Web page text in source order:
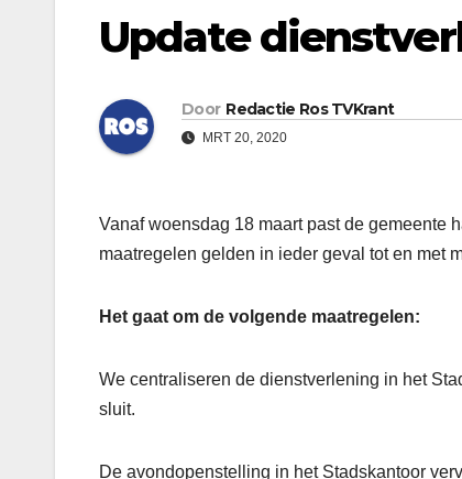
Update
Door Redactie Ros TVKrant
MRT 20, 2020
Vanaf woensdag 18 maart past de gemeente
maatregelen gelden in ieder geval tot en met
Het gaat om de volgende maatregelen:
We centraliseren de dienstverlening in het
sluit.
De avondopenstelling in het Stadskantoor